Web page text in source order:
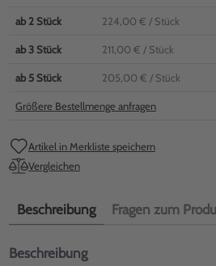
ab 2 Stück 224,00 € / Stück
ab3 Stück 211,00 € / Stück
ab 5 Stück 205,00 € / Stück
Größere Bestellmenge anfragen
Artikel in Merkliste speichern
Vergleichen
Beschreibung Fragen zum
Beschreibung